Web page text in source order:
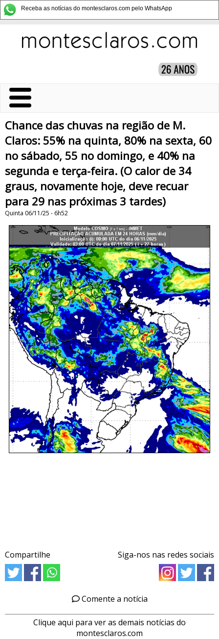
Receba as notícias do montesclaros.com pelo WhatsApp
Chance das chuvas na região de M.
Claros: 55% na quinta, 80% na sexta, 60
no sábado, 55 no domingo, e 40% na
segunda e terça-feira. (O calor de 34
graus, novamente hoje, deve recuar
para 29 nas próximas 3 tardes)
Quinta 06/11/25 - 6h52
Compartilhe Siga-nos nas redes sociais
Comente a notícia
Clique aqui para ver as demais notícias do
montesclaros.com